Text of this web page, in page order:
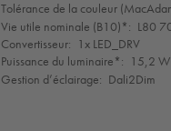
Tolérance de la couleur
Vie utile nominale (B10)*: L80
Convertisseur: 1x LED_DRV
Puissance du luminaire*: 15,2 W
Gestion d’éclairage: Dali2Dim